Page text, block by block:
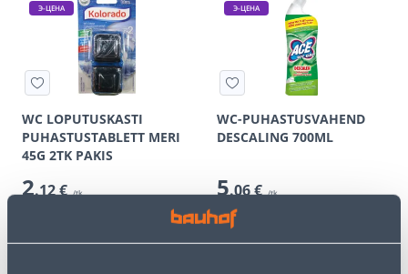
Э-ЦЕНА
WC LOPUTUSKASTI
PUHASTUSTABLETT MERI
45G 2TK PAKIS
2.12 € /tk
Э-ЦЕНА
WC-PUHASTUSVAHEND
DESCALING 700ML
5.06 € /tk
.29 €
для